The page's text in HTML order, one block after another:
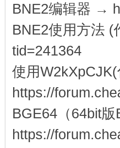
BNE2编辑器 →
BNE2使用方法
tid=241364
使用
https://
BGE64（64bit
https://